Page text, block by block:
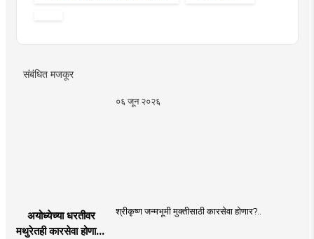
संबंधित मजकूर
०६ जून २०२६
अयोध्येच्या धरतीवर
मथुरेतही कारसेवा होणार?
श्रीकृष्ण जन्मभूमी मुक्तीसाठी कारसेवा होणार?..